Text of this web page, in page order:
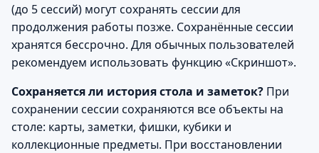
(до 5 сессий) могут сохранять сессии для
продолжения работы позже. Сохранённые сессии
хранятся бессрочно. Для обычных пользователей
рекомендуем использовать функцию «Скриншот».
Сохраняется ли история стола и заметок? При
сохранении сессии сохраняются все объекты на
столе: карты, заметки, фишки, кубики и
коллекционные предметы. При восстановлении